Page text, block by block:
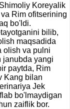
Koreyalik
Rim ofitserining
bo'ldi.
bilib,
maqsadida
olish va pulni
janubda yangi
paytda, Rim
Kang bilan
Jek
bo'lmaydigan
zaiflik bor.